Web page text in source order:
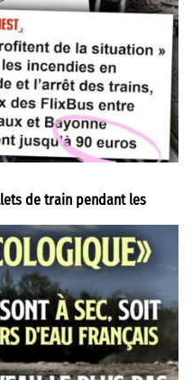
de train pendant les